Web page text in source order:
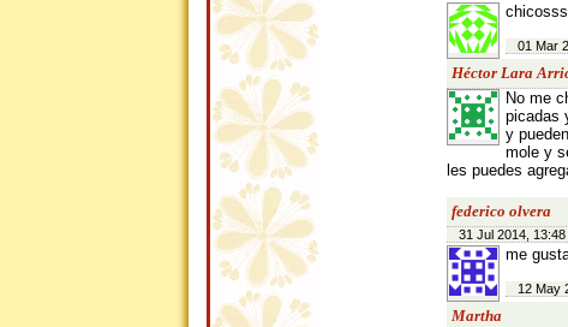
Héctor Lara
01 Mar
No me
picadas
y
mole y
les puedes
federico olvera
31 Jul 2014, 13:48
me
Martha
12 May